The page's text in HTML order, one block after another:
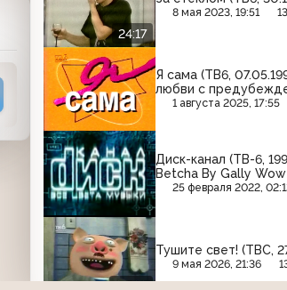
24:17
8 мая 2023, 19:51
Я сама (ТВ6,
любви с
1 августа 2025, 17:55
Диск-канал (ТВ-6,
Betcha By Gally Wow
25 февраля 2022,
10:22
Тушите свет! (ТВС,
9 мая 2026, 21:36